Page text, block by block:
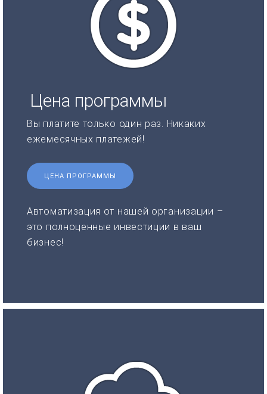
Цена программы
Вы платите только один раз. Никаких
ежемесячных платежей!
ЦЕНА ПРОГРАММЫ
Автоматизация от нашей организации –
это полноценные инвестиции в ваш
бизнес!